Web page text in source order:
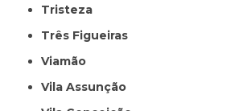
Tristeza
Três Figueiras
Viamão
Vila Assunção